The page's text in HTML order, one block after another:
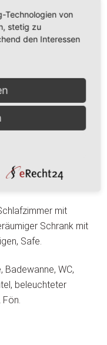
finden Sie alle
W-LAN
Stereoanlage mit
Küche mit
große Kühl-
Kaffeemaschine,
alle erdenklichen
mit
Schrank mit
Safe.
WC,
beleuchteter
Technologien von
stetig zu
den Interessen